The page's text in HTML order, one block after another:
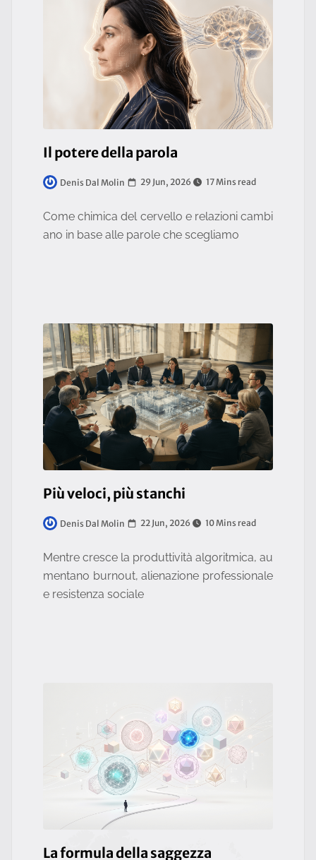
Il potere della parola
Denis Dal Molin 29 Jun, 2026 17 Mins read
Come chimica del cervello e relazioni cambi
ano in base alle parole che scegliamo
Più veloci, più stanchi
Denis Dal Molin 22 Jun, 2026 10 Mins read
Mentre cresce la produttività algoritmica, au
mentano burnout, alienazione professionale
e resistenza sociale
La formula della saggezza